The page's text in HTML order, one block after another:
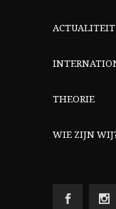
ACTUALITEIT
THEORIE
WIE ZIJN